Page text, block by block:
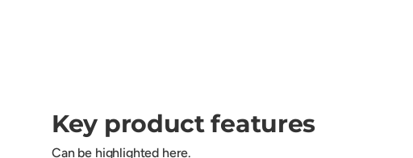
Key product features
Can be highlighted here.